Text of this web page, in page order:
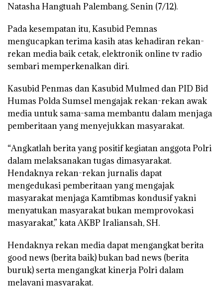
Natasha Hangtuah Palembang, Senin (7/12).
Pada kesempatan itu, Kasubid Pemnas
mengucapkan terima kasih atas kehadiran rekan-
rekan media baik cetak, elektronik online tv radio
sembari memperkenalkan diri.
Kasubid Penmas dan Kasubid Mulmed dan PID Bid
Humas Polda Sumsel mengajak rekan-rekan awak
media untuk sama-sama membantu dalam menjaga
pemberitaan yang menyejukkan masyarakat.
“Angkatlah berita yang positif kegiatan anggota Polri
dalam melaksanakan tugas dimasyarakat.
Hendaknya rekan-rekan jurnalis dapat
mengedukasi pemberitaan yang mengajak
masyarakat menjaga Kamtibmas kondusif yakni
menyatukan masyarakat bukan memprovokasi
masyarakat,” kata AKBP Iraliansah, SH.
Hendaknya rekan media dapat mengangkat berita
good news (berita baik) bukan bad news (berita
buruk) serta mengangkat kinerja Polri dalam
melayani masyarakat.